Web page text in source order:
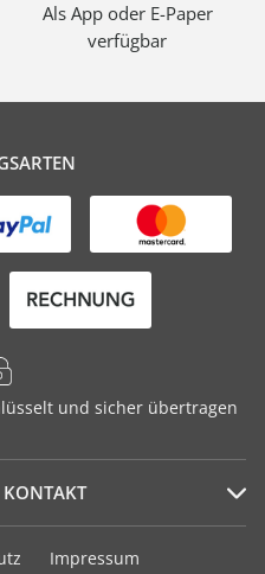
Als App oder E-Paper
verfügbar
und sicher übertragen
KONTAKT
Impressum